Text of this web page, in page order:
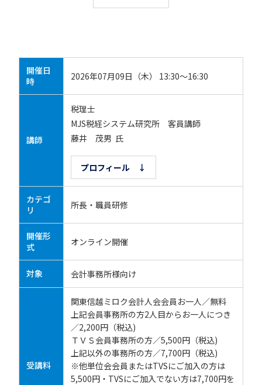
開催日
時
2026年07月09日（木） 13:30～16:30
講師
税理士
MJS税経システム研究所 客員講師
藤井 茂男 氏
プロフィール ↓
カテゴ
リ
所長・職員研修
開催形
式
オンライン開催
対象 会計事務所様向け
受講料
関東信越ミロク会計人会会員お一人／無料
上記会員事務所の方2人目からお一人につき
／2,200円（税込)
ＴＶＳ会員事務所の方／5,500円（税込)
上記以外の事務所の方／7,700円（税込)
※他単位会会員またはTVSにご加入の方は
5,500円・TVSにご加入でない方は7,700円を